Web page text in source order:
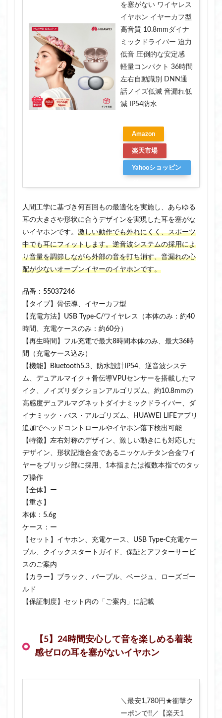
を塞がない ワイヤレス
イヤホン イヤーカフ型
高音質 10.8mmダイナ
ミックドライバー 迫力
低音 圧倒的な安定感
軽量コンパクト 36時間
左右自動識別 DNN通
話ノイズ低減 音漏れ低
減 IP54防水
Amazon
楽天市場
Yahooショッピン
人間工学に基づき何百回もの最適化を実施し、あらゆる
耳の大きさや形状に合うデザインを実現した耳を塞がな
いイヤホンです。 激しい動作でも外れにくく、スポーツ
中でも耳にフィットします。逆音波システムの採用によ
り音量を調節しながら外部の音を打ち消す、音漏れの心
配が少ないオープンイヤーのイヤホンです。
品番：55037246
【タイプ】骨伝導、イヤーカフ型
【充電方法】USB Type-C/ワイヤレス（本体のみ：約40
時間、充電ケースのみ：約60分）
【再生時間】フル充電で最大8時間本体のみ、最大36時
間（充電ケース込み）
【機能】Bluetooth5.3、防水設計IP54、逆音波システ
ム、デュアルマイク＋骨伝導VPUセンサーを搭載したマ
イク、ノイズリダクションアルゴリズム、約10.8mmの
高感度デュアルマグネットダイナミックドライバー、ダ
イナミック・バス・アルゴリズム、HUAWEI LIFEアプリ
追加でヘッドコントロールやイヤホン落下検出可能
【特徴】左右対称のデザイン、激しい動きにも対応した
デザイン、形状記憶合金であるニッケルチタン合金ワイ
ヤーをブリッジ部に採用、1本指または複数本指でのタッ
プ操作
【全体】ー
【重さ】
本体：5.6g
ケース：ー
【セット】イヤホン、充電ケース、USB Type-C充電ケー
ブル、クイックスタートガイド、保証とアフターサービ
スのご案内
【カラー】ブラック、パープル、ベージュ、ローズゴー
ルド
【保証制度】セット内の「ご案内」に記載
【5】24時間安心して音を楽しめる着装
感ゼロの耳を塞がないイヤホン
＼最安1,780円★衝撃ク
ーポンで!!／【楽天1